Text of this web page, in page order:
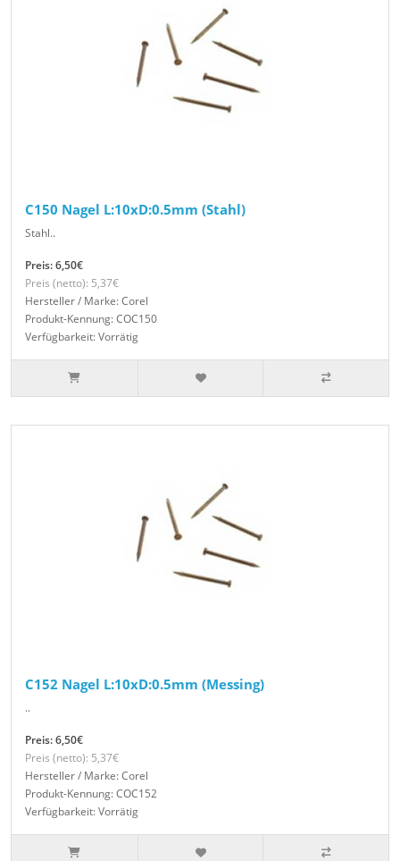
C150 Nagel L:10xD:0.5mm (Stahl)
Stahl..
Preis: 6,50€
Preis (netto): 5,37€
Hersteller / Marke: Corel
Produkt-Kennung: COC150
Verfügbarkeit: Vorrätig
C152 Nagel L:10xD:0.5mm (Messing)
..
Preis: 6,50€
Preis (netto): 5,37€
Hersteller / Marke: Corel
Produkt-Kennung: COC152
Verfügbarkeit: Vorrätig